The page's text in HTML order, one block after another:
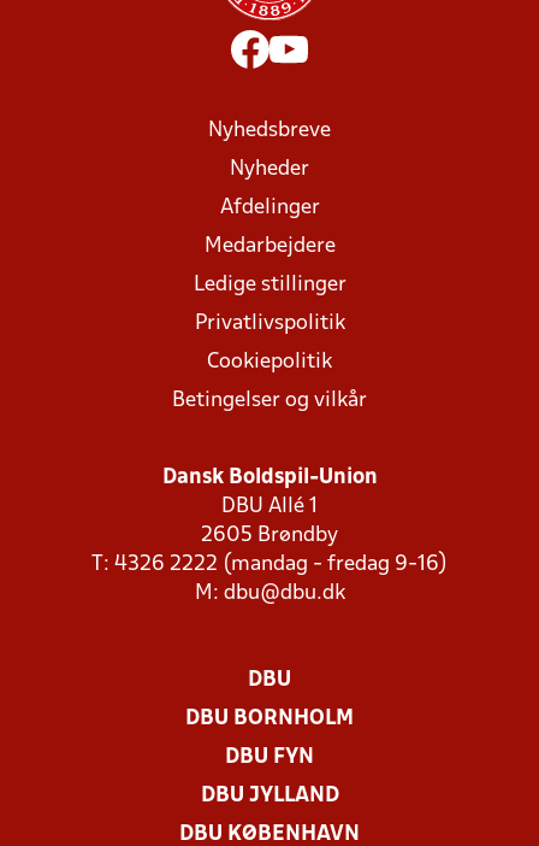
Nyhedsbreve
Nyheder
Afdelinger
Medarbejdere
Ledige stillinger
Privatlivspolitik
Cookiepolitik
Betingelser og vilkår
Dansk Boldspil-Union
DBU Allé 1
2605 Brøndby
T: 4326 2222 (mandag - fredag 9-16)
M: dbu@dbu.dk
DBU
DBU BORNHOLM
DBU FYN
DBU JYLLAND
DBU KØBENHAVN